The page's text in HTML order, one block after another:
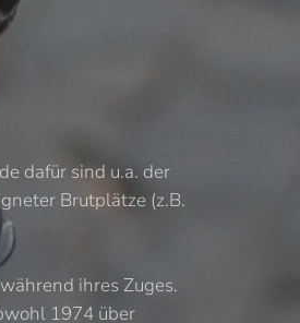
dafür sind u.a. der
Brutplätze (z.B.
ihres Zuges.
1974 über